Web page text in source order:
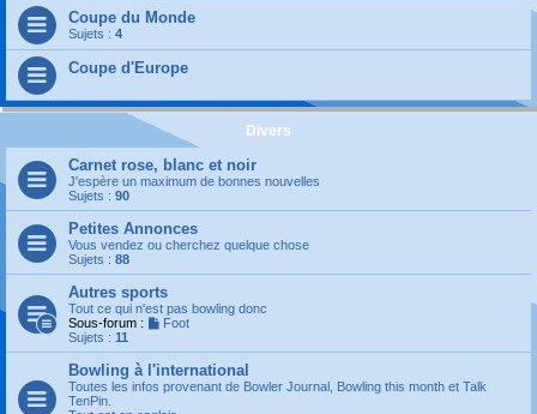
Coupe du Monde
Sujets : 4
Coupe d'Europe
Divers
Carnet rose, blanc et noir
J'espère un maximum de bonnes nouvelles
Sujets : 90
Petites Annonces
Vous vendez ou cherchez quelque chose
Sujets : 88
Autres sports
Tout ce qui n'est pas bowling donc
Sous-forum :
Foot
Sujets : 11
Bowling à l'international
Toutes les infos provenant de Bowler Journal, Bowling this month et Talk
TenPin.